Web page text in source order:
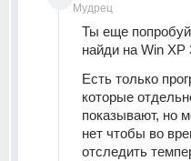
Мудрец
Ты еще попробуй
найди на Win XP
Есть только
которые
показывают, но
нет чтобы во
отследить